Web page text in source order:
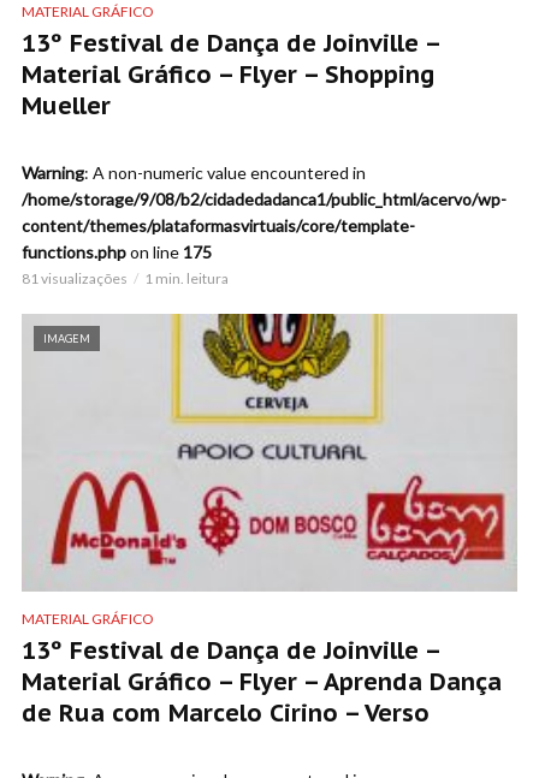
MATERIAL GRÁFICO
13º Festival de Dança de Joinville –
Material Gráfico – Flyer – Shopping
Mueller
Warning: A non-numeric value encountered in
/home/storage/9/08/b2/cidadedadanca1/public_html/acervo/wp-
content/themes/plataformasvirtuais/core/template-
functions.phpon line 175
81 visualizações 1 min. leitura
IMAGEM
MATERIAL GRÁFICO
13º Festival de Dança de Joinville –
Material Gráfico – Flyer – Aprenda Dança
de Rua com Marcelo Cirino – Verso